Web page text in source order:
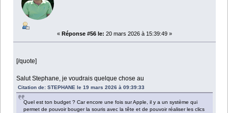
« Réponse #56 le: 20 mars 2026 à 15:39:49 »
[/quote]
Salut Stephane, je voudrais quelque chose au
Citation de: STEPHANE le 19 mars 2026 à 09:39:33
Quel est ton budget ? Car encore une fois sur Apple, il y a un système qui
permet de pouvoir bouger la souris avec la tête et de pouvoir réaliser les clics